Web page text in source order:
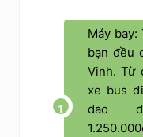
Máy bay:
bạn đều
Vinh. Từ
xe bus
dao